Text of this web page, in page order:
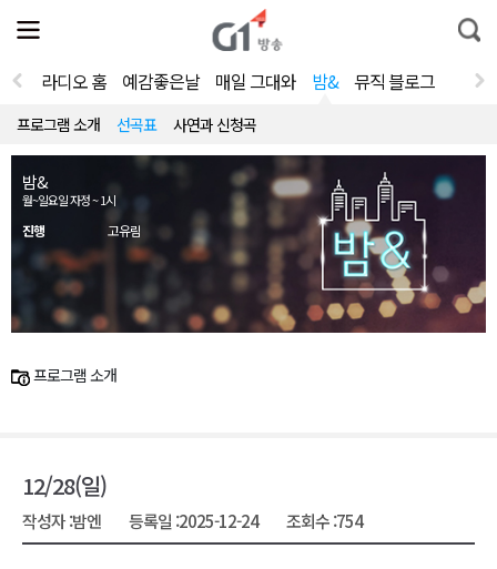
전
체
뉴
열
통
합
라디오 홈 예감좋은날 매일 그대와 밤& 뮤직 블로그
프로그램 소개 선곡표 사연과 신청곡
밤&
월~일요일 자정 ~ 1시
진행 고유림
프로그램 소개
12/28(일)
작성자 :밤엔 등록일 :2025-12-24 조회수 :754